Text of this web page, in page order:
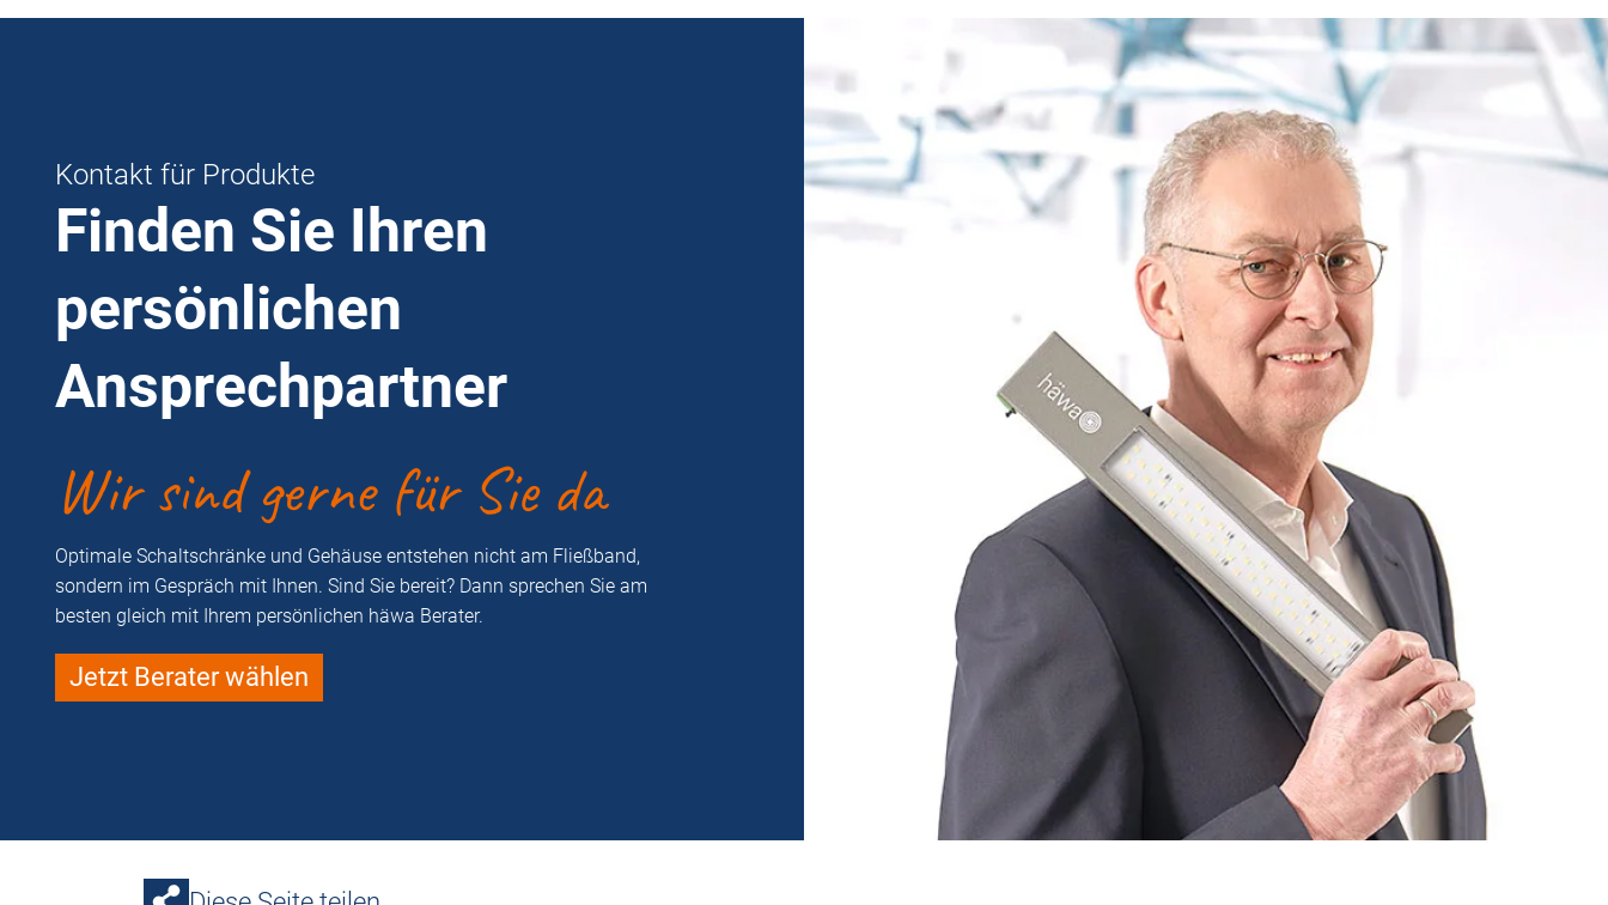
Kontakt für Produkte
Finden Sie Ihren
persönlichen
Ansprechpartner
Wir sind gerne für Sie da
Optimale Schaltschränke und Gehäuse entstehen nicht am Fließband,
sondern im Gespräch mit Ihnen. Sind Sie bereit? Dann sprechen Sie am
besten gleich mit Ihrem persönlichen häwa Berater.
Jetzt Berater wählen